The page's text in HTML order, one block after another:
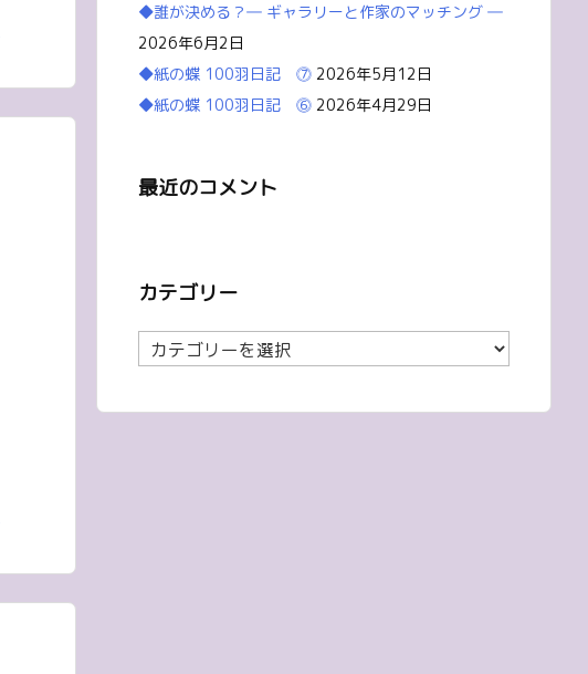
◆誰が決める？― ギャラリーと作家のマッチング ―
2026年6月2日
◆紙の蝶 100羽日記 ⓻ 2026年5月12日
◆紙の蝶 100羽日記 ⓺ 2026年4月29日
最近のコメント
カテゴリー
カ
テ
リ